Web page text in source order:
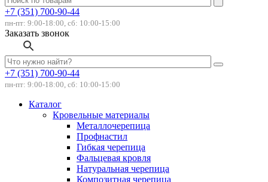
+7 (351) 700-90-44
пн-пт: 9:00-18:00, сб: 10:00-15:00
Заказать звонок
+7 (351) 700-90-44
пн-пт: 9:00-18:00, сб: 10:00-15:00
Каталог
Кровельные материалы
Металлочерепица
Профнастил
Гибкая черепица
Фальцевая кровля
Натуральная черепица
Композитная черепица